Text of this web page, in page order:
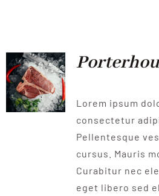
Lorem ipsum
consectetur
Pellentesque
cursus. Mauris
Curabitur nec
eget libero sed